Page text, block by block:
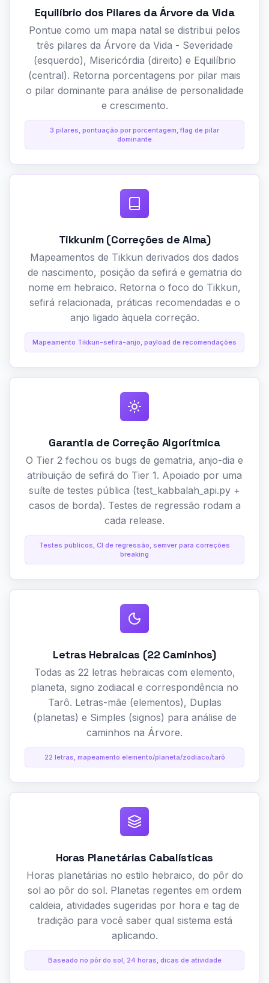
Equilíbrio dos Pilares da Árvore da Vida
Pontue como um mapa natal se distribui pelos
três pilares da Árvore da Vida - Severidade
(esquerdo), Misericórdia (direito) e Equilíbrio
(central). Retorna porcentagens por pilar mais
o pilar dominante para análise de personalidade
e crescimento.
3 pilares, pontuação por porcentagem, flag de pilar
dominante
Tikkunim (Correções de Alma)
Mapeamentos de Tikkun derivados dos dados
de nascimento, posição da sefirá e gematria do
nome em hebraico. Retorna o foco do Tikkun,
sefirá relacionada, práticas recomendadas e o
anjo ligado àquela correção.
Mapeamento Tikkun-sefirá-anjo, payload de recomendações
Garantia de Correção Algorítmica
O Tier 2 fechou os bugs de gematria, anjo-dia e
atribuição de sefirá do Tier 1. Apoiado por uma
suíte de testes pública (test_kabbalah_api.py +
casos de borda). Testes de regressão rodam a
cada release.
Testes públicos, CI de regressão, semver para correções
breaking
Letras Hebraicas (22 Caminhos)
Todas as 22 letras hebraicas com elemento,
planeta, signo zodiacal e correspondência no
Tarô. Letras-mãe (elementos), Duplas
(planetas) e Simples (signos) para análise de
caminhos na Árvore.
22 letras, mapeamento elemento/planeta/zodíaco/tarô
Horas Planetárias Cabalísticas
Horas planetárias no estilo hebraico, do pôr do
sol ao pôr do sol. Planetas regentes em ordem
caldeia, atividades sugeridas por hora e tag de
tradição para você saber qual sistema está
aplicando.
Baseado no pôr do sol, 24 horas, dicas de atividade